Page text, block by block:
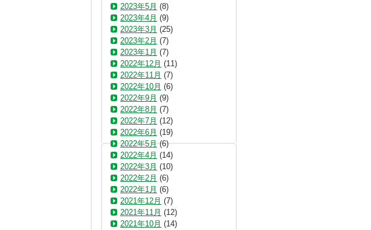
2023年5月 (8)
2023年4月 (9)
2023年3月 (25)
2023年2月 (7)
2023年1月 (7)
2022年12月 (11)
2022年11月 (7)
2022年10月 (6)
2022年9月 (9)
2022年8月 (7)
2022年7月 (12)
2022年6月 (19)
2022年5月 (6)
2022年4月 (14)
2022年3月 (10)
2022年2月 (6)
2022年1月 (6)
2021年12月 (7)
2021年11月 (12)
2021年10月 (14)